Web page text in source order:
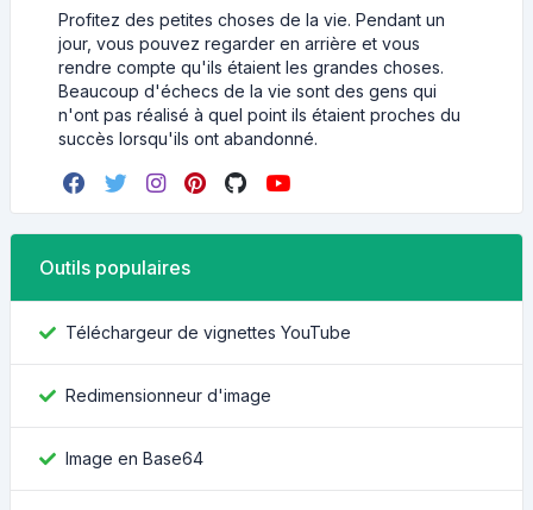
Profitez des petites choses de la vie. Pendant un
jour, vous pouvez regarder en arrière et vous
rendre compte qu'ils étaient les grandes choses.
Beaucoup d'échecs de la vie sont des gens qui
n'ont pas réalisé à quel point ils étaient proches du
succès lorsqu'ils ont abandonné.
Outils populaires
Téléchargeur de vignettes YouTube
Redimensionneur d'image
Image en Base64